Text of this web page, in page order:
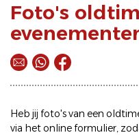
Foto's
Heb jij foto's van een
via hetonline formulier,